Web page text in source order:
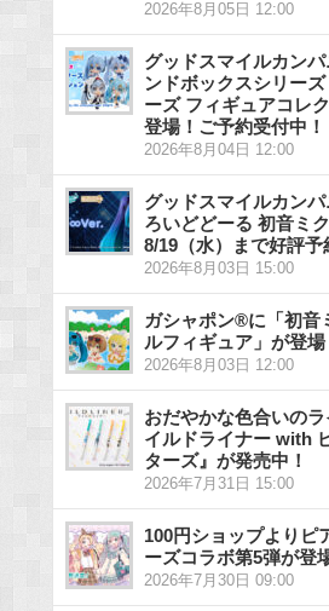
2026年8月05日 12:00
グッドスマイルカン
ンドボックスシリー
ーズ フィギュアコレ
登場！ご予約受付中！
2026年8月04日 12:00
グッドスマイルカン
ろいどどーる 初音ミ
8/19（水）まで好評予
2026年8月03日 15:00
ガシャポン®に「初音
ルフィギュア」が登場
2026年8月03日 12:00
おだやかな色合いの
イルドライナー with
ターズ』が発売中！
2026年7月31日 15:00
100円ショップよりピ
ーズコラボ第5弾が登
2026年7月30日 09:00